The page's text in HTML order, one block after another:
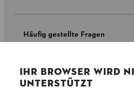
Häufig gestellte Fragen
Service
IHR BROWSER WIRD
UNTERSTÜTZT